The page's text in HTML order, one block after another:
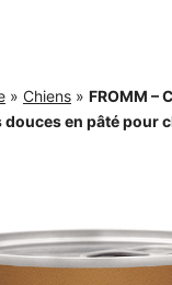
» Chiens » FROMM –
douces en pâté pour